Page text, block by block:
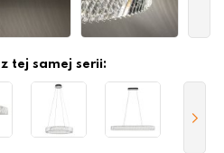
tej samej serii: